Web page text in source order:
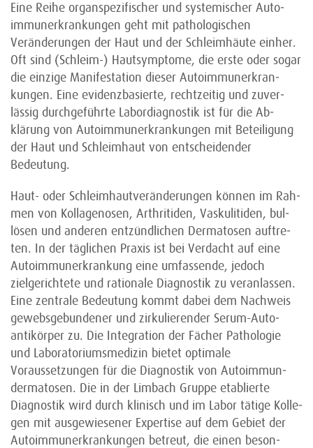
Eine Reihe organspezifischer und systemischer Auto­
immunerkrankungen geht mit pathologischen
Veränderungen der Haut und der Schleimhäute ein­her.
Oft sind (Schleim-) Hautsymptome, die erste oder sogar
die einzige Manifestation dieser Autoimmuner­kran­­
kungen. Eine evidenzbasierte, recht­zeitig und zu­ver­
lässig durchgeführte Labor­diagnostik ist für die Ab­
klärung von Auto­immun­erkrankungen mit Betei­ligung
der Haut und Schleim­haut von entscheidender
Bedeutung.
Haut- oder Schleimhautveränderungen können im Ra­h­
men von Kollagenosen, Arthritiden, Vas­kulitiden, bul­
lösen und anderen entzündlichen Dermatosen auftre­
ten. In der täglichen Praxis ist bei Verdacht auf eine
Autoimmunerkrankung eine umfassende, je­doch
zielgerichtete und rationale Diagnostik zu ver­anlassen.
Eine zentrale Bedeutung kommt dabei dem Nachweis
gewebs­gebundener und zirkulierender Se­rum-Auto­­
antikörper zu. Die Integration der Fächer Pathologie
und Labora­toriumsmedizin bietet optimale
Voraussetzungen für die Diagnostik von Autoimmun­
dermatosen. Die in der Limbach Gruppe etablierte
Diagnostik wird durch klinisch und im Labor tätige Kolle­
gen mit ausgewiesener Expertise auf dem Gebiet der
Autoimmun­erkrankungen betreut, die einen beson­